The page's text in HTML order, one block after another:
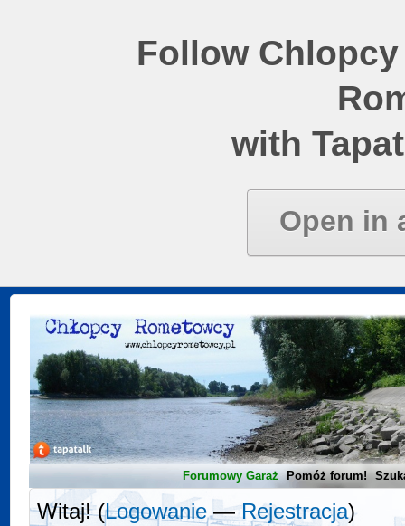
Follow
with
Open in
Forumowy Garaż Pomóż forum!
Witaj! (Logowanie—Rejestracja)